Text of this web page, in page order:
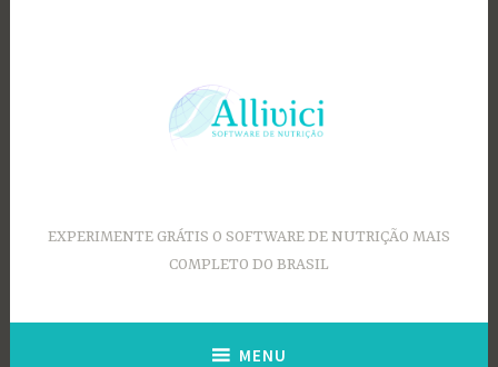
EXPERIMENTE GRÁTIS O SOFTWARE DE NUTRIÇÃO MAIS
COMPLETO DO BRASIL
MENU